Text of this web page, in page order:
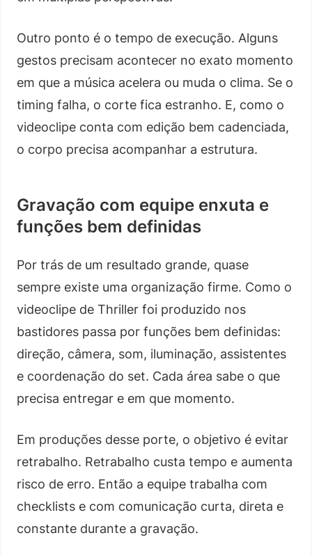
Outro ponto é o tempo de execução. Alguns
gestos precisam acontecer no exato momento
em que a música acelera ou muda o clima. Se o
timing falha, o corte fica estranho. E, como o
videoclipe conta com edição bem cadenciada,
o corpo precisa acompanhar a estrutura.
Gravação com equipe enxuta e
funções bem definidas
Por trás de um resultado grande, quase
sempre existe uma organização firme. Como o
videoclipe de Thriller foi produzido nos
bastidores passa por funções bem definidas:
direção, câmera, som, iluminação, assistentes
e coordenação do set. Cada área sabe o que
precisa entregar e em que momento.
Em produções desse porte, o objetivo é evitar
retrabalho. Retrabalho custa tempo e aumenta
risco de erro. Então a equipe trabalha com
checklists e com comunicação curta, direta e
constante durante a gravação.